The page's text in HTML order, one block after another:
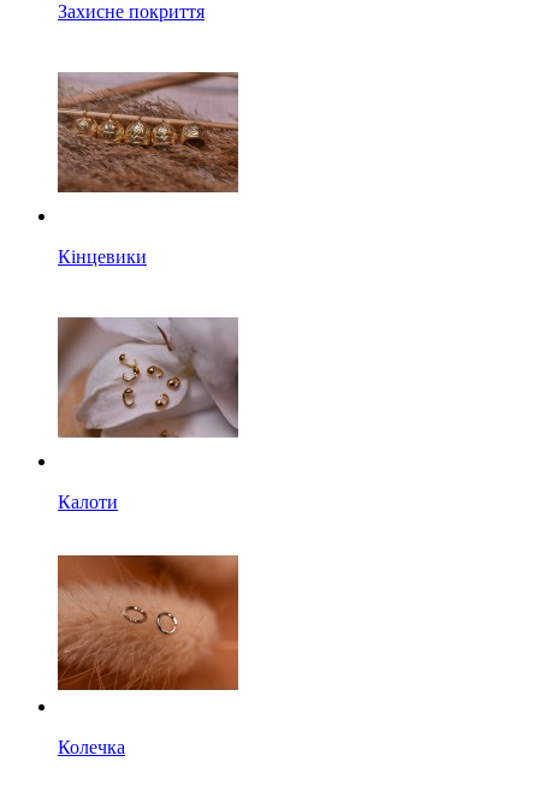
Захисне покриття
Кінцевики
Калоти
Колечка